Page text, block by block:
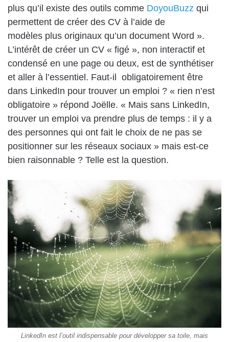
plus qu’il existe des outils comme DoyouBuzz qui
permettent de créer des CV à l’aide de
modèles plus originaux qu’un document Word ».
L’intérêt de créer un CV « figé », non interactif et
condensé en une page ou deux, est de synthétiser
et aller à l’essentiel. Faut-il obligatoirement être
dans LinkedIn pour trouver un emploi ? « rien n’est
obligatoire » répond Joëlle. « Mais sans LinkedIn,
trouver un emploi va prendre plus de temps : il y a
des personnes qui ont fait le choix de ne pas se
positionner sur les réseaux sociaux » mais est-ce
bien raisonnable ? Telle est la question.
LinkedIn est l’outil indispensable pour développer sa toile, mais